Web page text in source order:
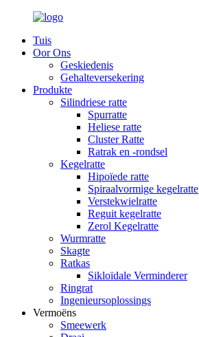
Tuis
Oor Ons
Geskiedenis
Gehalteversekering
Produkte
Silindriese ratte
Spurratte
Heliese ratte
Cluster Ratte
Ratrak en -rondsel
Kegelratte
Hipoïede ratte
Spiraalvormige kegelratte
Verstekwielratte
Reguit kegelratte
Zerol Kegelratte
Wurmratte
Skagte
Ratkas
Sikloïdale Verminderer
Ringrat
Ingenieursoplossings
Vermoëns
Smeewerk